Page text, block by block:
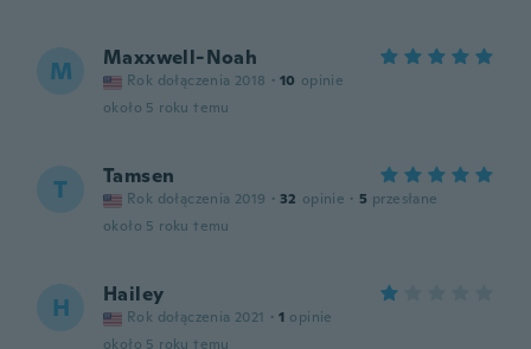
M Maxxwell-Noah
Rok dołączenia 2018 · 10 opinie
około 5 roku temu
T Tamsen
Rok dołączenia 2019 · 32 opinie · 5 przesłane
około 5 roku temu
H Hailey
Rok dołączenia 2021 · 1 opinie
około 5 roku temu